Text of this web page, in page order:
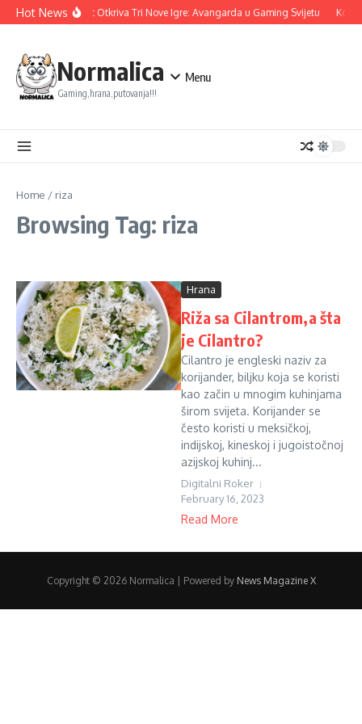
Skip to content
Hot NewsUbisoft Otkriva Tri Nove Igre: Avangarda u Gaming Svijetu
Normalica
Gaming,hrana,putovanja!!!
Menu
Home / riza
Browsing Tag: riza
Hrana
Riža sa Cilantrom,a šta
je Cilantro?
Cilantro je engleski naziv za
korijander, biljku koja se koristi
kao začin u mnogim kuhinjama
širom svijeta. Korijander se
često koristi u meksičkoj,
indijskoj, kineskoj i jugoistočnoj
azijskoj kuhinj...
Digitalni Roker
February 16, 2023
Read More
Copyright © 2026 Normalica | Powered by News Magazine X